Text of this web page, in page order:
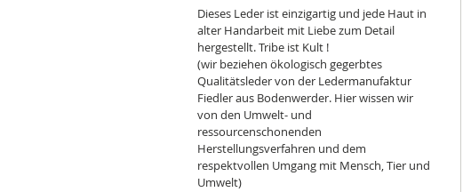
Dieses Leder ist einzigartig und jede Haut in
alter Handarbeit mit Liebe zum Detail
hergestellt. Tribe ist Kult !
(wir beziehen ökologisch gegerbtes
Qualitätsleder von der Ledermanufaktur
Fiedler aus Bodenwerder. Hier wissen wir
von den Umwelt- und
ressourcenschonenden
Herstellungsverfahren und dem
respektvollen Umgang mit Mensch, Tier und
Umwelt)